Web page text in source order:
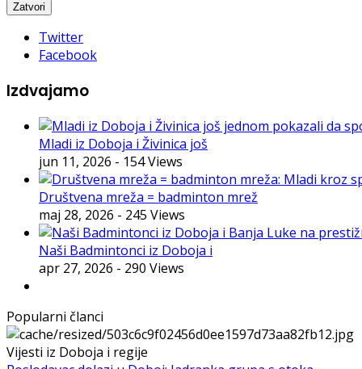
Twitter
Facebook
Izdvajamo
Mladi iz Doboja i Živinica još
jun 11, 2026 - 154 Views
Društvena mreža = badminton mrež
maj 28, 2026 - 245 Views
Naši Badmintonci iz Doboja i
apr 27, 2026 - 290 Views
Popularni članci
Vijesti iz Doboja i regije